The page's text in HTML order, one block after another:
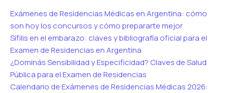
Exámenes de Residencias Médicas en Argentina: cómo
son hoy los concursos y cómo prepararte mejor
Sífilis en el embarazo: claves y bibliografía oficial para el
Examen de Residencias en Argentina
¿Dominás Sensibilidad y Especificidad? Claves de Salud
Pública para el Examen de Residencias
Calendario de Exámenes de Residencias Médicas 2026: